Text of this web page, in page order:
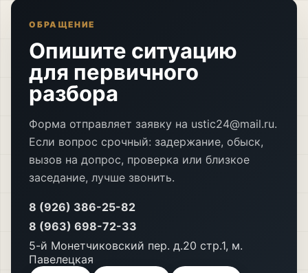
ОБРАЩЕНИЕ
Опишите ситуацию
для первичного
разбора
Форма отправляет заявку на ustic24@mail.ru.
Если вопрос срочный: задержание, обыск,
вызов на допрос, проверка или близкое
заседание, лучше звонить.
8 (926) 386-25-82
8 (963) 698-72-33
5-й Монетчиковский пер. д.20 стр.1, м.
Павелецкая